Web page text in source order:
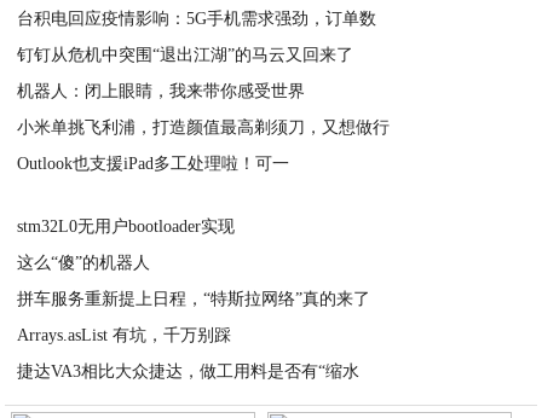
台积电回应疫情影响：5G手机需求强劲，订单数
钉钉从危机中突围“退出江湖”的马云又回来了
机器人：闭上眼睛，我来带你感受世界
小米单挑飞利浦，打造颜值最高剃须刀，又想做行
Outlook也支援iPad多工处理啦！可一
stm32L0无用户bootloader实现
这么“傻”的机器人
拼车服务重新提上日程，“特斯拉网络”真的来了
Arrays.asList 有坑，千万别踩
捷达VA3相比大众捷达，做工用料是否有“缩水
2020-01-09